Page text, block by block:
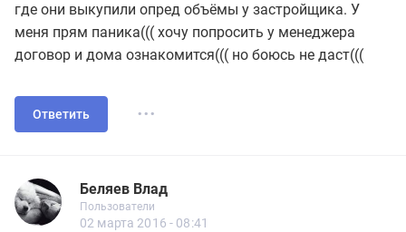
где они выкупили опред объёмы у застройщика. У
меня прям паника((( хочу попросить у менеджера
договор и дома ознакомится((( но боюсь не даст(((
Ответить ...
Беляев Влад
Беляев Влад
Пользователи
Новичок
Пользователи
11 сообщений
02 марта 2016 - 08:41